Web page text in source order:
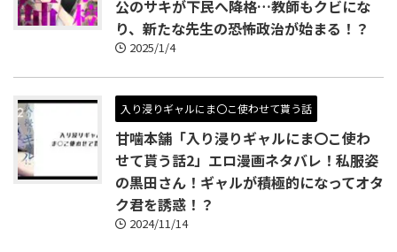
公のサキが下民へ降格…教師もクビにな
り、新たな先生の恐怖政治が始まる！？
2025/1/4
入り浸りギャルにま〇こ使わせて貰う話
甘噛本舗「入り浸りギャルにま〇こ使わ
せて貰う話2」エロ漫画ネタバレ！私服姿
の黒田さん！ギャルが積極的になってオタ
ク君を誘惑！？
2024/11/14